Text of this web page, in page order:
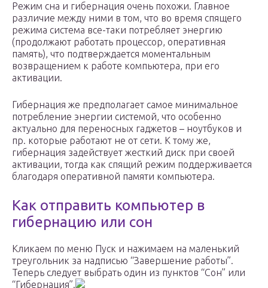
Режим сна и гибернация очень похожи. Главное
различие между ними в том, что во время спящего
режима система все-таки потребляет энергию
(продолжают работать процессор, оперативная
память), что подтверждается моментальным
возвращением к работе компьютера, при его
активации.
Гибернация же предполагает самое минимальное
потребление энергии системой, что особенно
актуально для переносных гаджетов – ноутбуков и
пр. которые работают не от сети. К тому же,
гибернация задействует жесткий диск при своей
активации, тогда как спящий режим поддерживается
благодаря оперативной памяти компьютера.
Как отправить компьютер в
гибернацию или сон
Кликаем по меню Пуск и нажимаем на маленький
треугольник за надписью “Завершение работы”.
Теперь следует выбрать один из пунктов “Сон” или
“Гибернация”.